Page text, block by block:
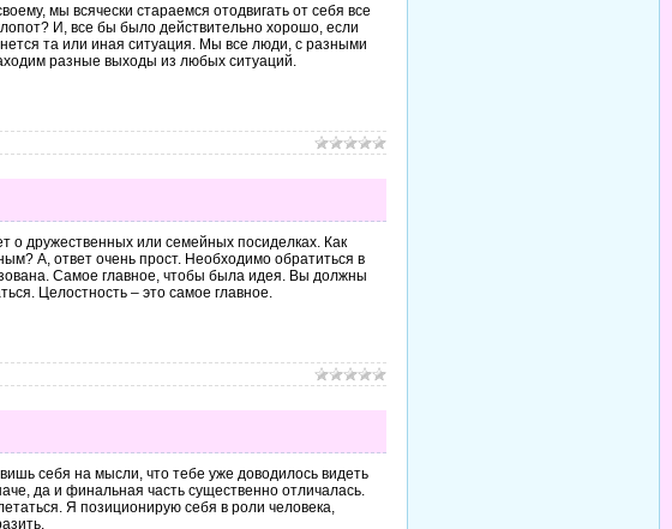
мы всячески стараемся отодвигать от себя все
И, все бы было действительно хорошо, если
та или иная ситуация. Мы все люди, с разными
разные выходы из любых ситуаций.
о дружественных или семейных посиделках. Как
А, ответ очень прост. Необходимо обратиться в
Самое главное, чтобы была идея. Вы должны
Целостность – это самое главное.
себя на мысли, что тебе уже доводилось видеть
да и финальная часть существенно отличалась.
Я позиционирую себя в роли человека,